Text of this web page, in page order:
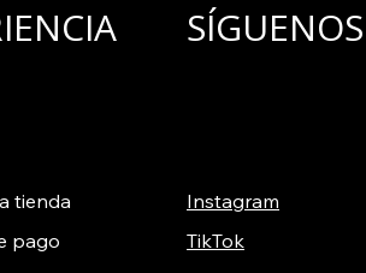
SÍGUENOS
tienda
pago
Instagram
TikTok